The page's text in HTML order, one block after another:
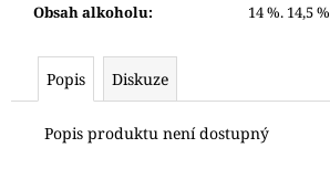
Obsah alkoholu: 14 %. 14,5 %
Popis Diskuze
Popis produktu není dostupný